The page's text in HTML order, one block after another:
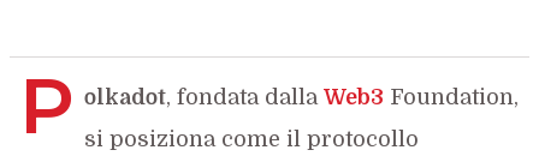
P olkadot, fondata dalla Web3 Foundation,
si posiziona come il protocollo